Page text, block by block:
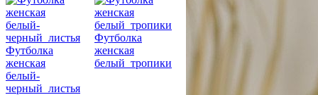
Футболка
женская
белый-
черный_листья
Футболка
женская
белый_тропики